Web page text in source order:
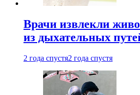
Врачи извлекли
из дыхательных
2 года спустя2 года спустя